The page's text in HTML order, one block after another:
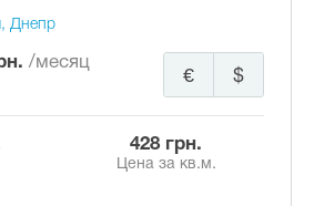
Днепр
/месяц
$
€
428 грн.
Цена за кв.м.